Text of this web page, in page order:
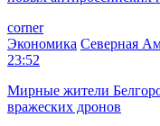
corner
Экономика Северная
23:52
Мирные жители
вражеских дронов